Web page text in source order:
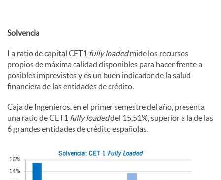
Solvencia
La ratio de capital CET1 fully loadedmide los recursos
propios de máxima calidad disponibles para hacer frente a
posibles imprevistos y es un buen indicador de la salud
financiera de las entidades de crédito.
Caja de Ingenieros, en el primer semestre del año, presenta
una ratio de CET1 fully loadeddel 15,51%, superior a la de las
6 grandes entidades de crédito españolas.